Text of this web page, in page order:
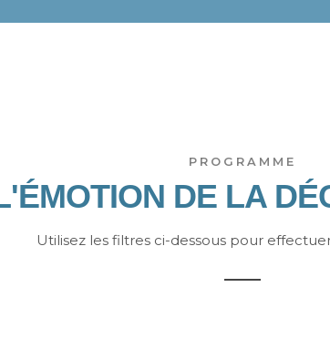
PROGRAMME
DE LA
Utilisez les filtres ci-dessous pour